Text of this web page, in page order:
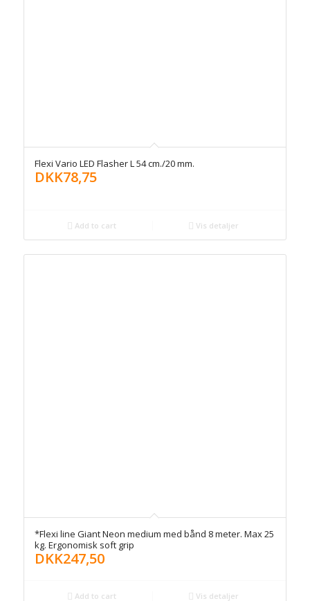
Flexi Vario LED Flasher L 54 cm./20 mm.
DKK78,75
Add to cart Vis detaljer
*Flexi line Giant Neon medium med bånd 8 meter. Max 25
kg. Ergonomisk soft grip
DKK247,50
Add to cart Vis detaljer